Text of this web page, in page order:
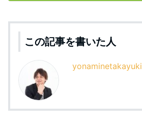
この記事を書いた人
yonaminetakayuki